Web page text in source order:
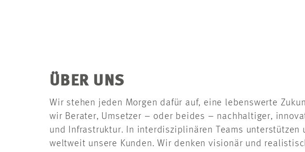
ÜBER UNS
Wir stehen jeden Morgen dafür auf, eine lebenswerte
wir Berater, Umsetzer – oder beides – nachhaltiger,
und Infrastruktur. In interdisziplinären Teams
weltweit unsere Kunden. Wir denken visionär und